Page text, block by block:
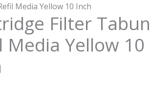
Media Yellow 10 Inch
Filter
Media Yellow 10